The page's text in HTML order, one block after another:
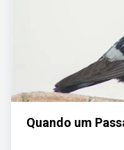
Quando um